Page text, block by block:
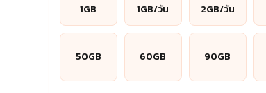
1GB 1GB/วัน 2GB/วัน
50GB 60GB 90GB